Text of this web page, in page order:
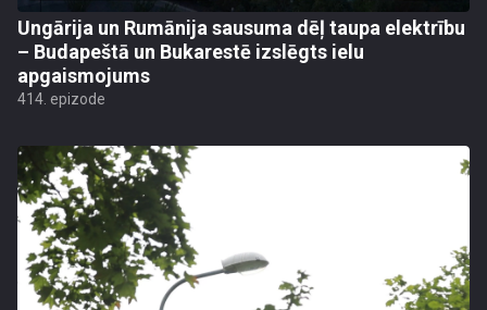
Ungārija un Rumānija sausuma dēļ taupa elektrību
– Budapeštā un Bukarestē izslēgts ielu
apgaismojums
414. epizode